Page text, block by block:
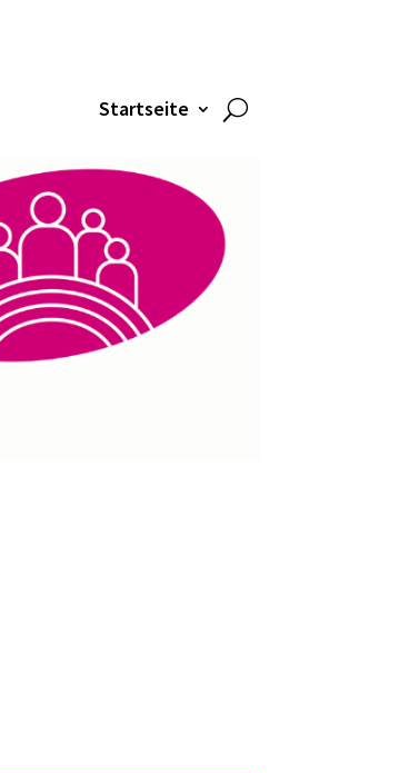
Startseite